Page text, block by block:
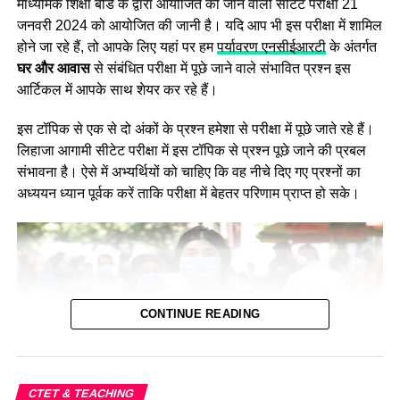
माध्यमिक शिक्षा बोर्ड के द्वारा आयोजित की जाने वाली सीटेट परीक्षा 21
जनवरी 2024 को आयोजित की जानी है। यदि आप भी इस परीक्षा में शामिल
होने जा रहे हैं, तो आपके लिए यहां पर हमपर्यावरण एनसीईआरटीके अंतर्गत
घर और आवाससे संबंधित परीक्षा में पूछे जाने वाले संभावित प्रश्न इस
आर्टिकल में आपके साथ शेयर कर रहे हैं।
इस टॉपिक से एक से दो अंकों के प्रश्न हमेशा से परीक्षा में पूछे जाते रहे हैं।
लिहाजा आगामी सीटेट परीक्षा में इस टॉपिक से प्रश्न पूछे जाने की प्रबल
संभावना है। ऐसे में अभ्यर्थियों को चाहिए कि वह नीचे दिए गए प्रश्नों का
अध्ययन ध्यान पूर्वक करें ताकि परीक्षा में बेहतर परिणाम प्राप्त हो सके।
CONTINUE READING
CTET & TEACHING